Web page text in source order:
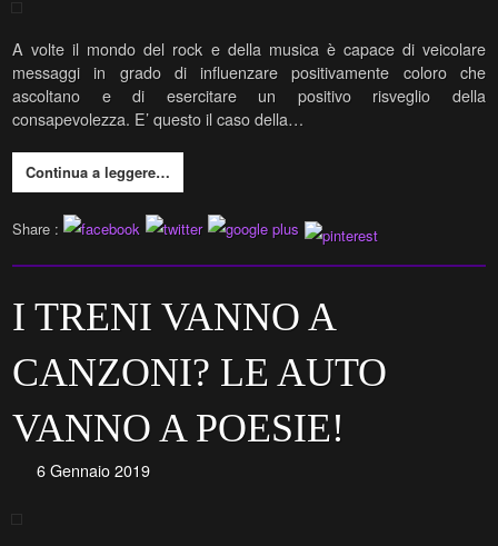
A volte il mondo del rock e della musica è capace di veicolare
messaggi in grado di influenzare positivamente coloro che
ascoltano e di esercitare un positivo risveglio della
consapevolezza. E’ questo il caso della…
Continua a leggere…
Share :
I TRENI VANNO A
CANZONI? LE AUTO
VANNO A POESIE!
6 Gennaio 2019